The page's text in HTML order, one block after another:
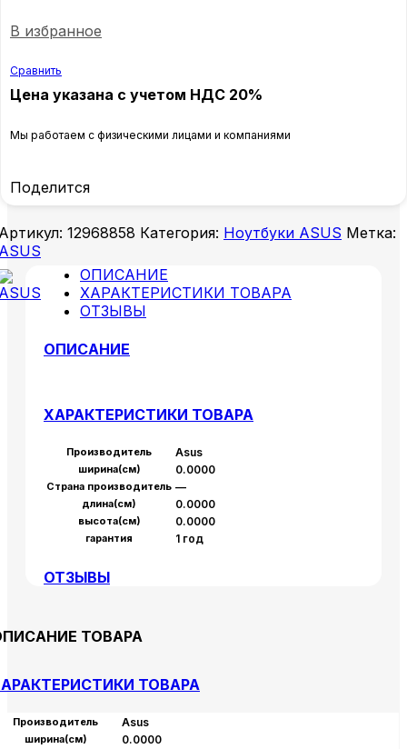
В избранное
Сравнить
Цена указана с учетом НДС 20%
Мы работаем с физическими лицами и компаниями
Поделится
12968858 Категория: Ноутбуки ASUS Метка:
ОПИСАНИЕ
ХАРАКТЕРИСТИКИ ТОВАРА
ОТЗЫВЫ
ОПИСАНИЕ
ХАРАКТЕРИСТИКИ ТОВАРА
Производитель Asus
ширина(см) 0.0000
Страна производитель —
длина(см) 0.0000
высота(см) 0.0000
гарантия 1 год
ОТЗЫВЫ
ТОВАРА
ТОВАРА
Производитель Asus
ширина(см) 0.0000